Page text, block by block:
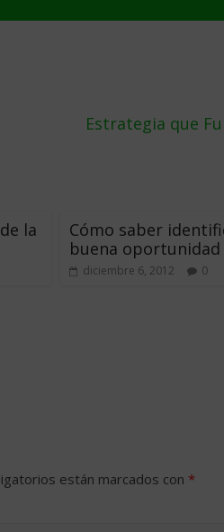
Estrategia que
la
Cómo saber
buena oportunidad
diciembre 6, 2012 0
están marcados con *